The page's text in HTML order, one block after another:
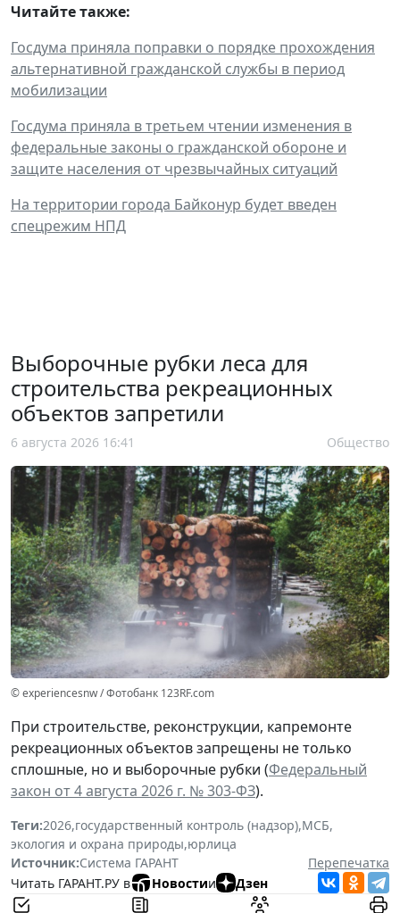
Читайте также:
Госдума приняла поправки о порядке прохождения
альтернативной гражданской службы в период
мобилизации
Госдума приняла в третьем чтении изменения в
федеральные законы о гражданской обороне и
защите населения от чрезвычайных ситуаций
На территории города Байконур будет введен
спецрежим НПД
Выборочные рубки леса для
строительства рекреационных
объектов запретили
6 августа 2026 16:41 Общество
© experiencesnw / Фотобанк 123RF.com
При строительстве, реконструкции, капремонте
рекреационных объектов запрещены не только
сплошные, но и выборочные рубки (Федеральный
закон от 4 августа 2026 г. № 303-ФЗ).
Теги:2026,государственный контроль (надзор),МСБ,
экология и охрана природы,юрлица
Источник:Система ГАРАНТ
Перепечатка
Читать ГАРАНТ.РУ в
Новостии Дзен